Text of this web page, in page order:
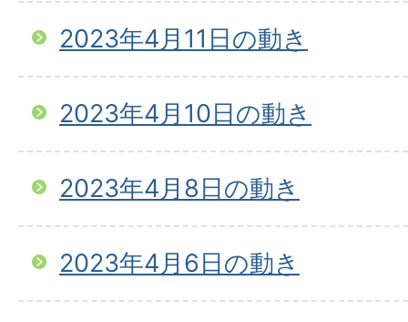
2023年4月11日の動き
2023年4月10日の動き
2023年4月8日の動き
2023年4月6日の動き